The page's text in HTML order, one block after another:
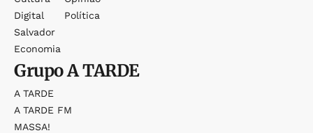
Digital
Salvador
Economia
Política
GrupoA TARDE
A TARDE
A TARDE FM
MASSA!